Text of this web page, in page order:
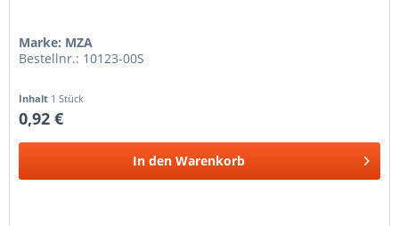
Marke: MZA
Bestellnr.: 10123-00S
Inhalt 1 Stück
0,92 €
In den Warenkorb